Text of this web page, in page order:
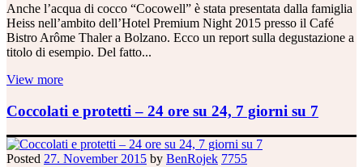
Anche l’acqua di cocco “Cocowell” è stata presentata dalla famiglia
Heiss nell’ambito dell’Hotel Premium Night 2015 presso il Café
Bistro Arôme Thaler a Bolzano. Ecco un report sulla degustazione a
titolo di esempio. Del fatto...
View more
Coccolati e protetti – 24 ore su 24, 7 giorni su 7
Posted 27. November 2015 by BenRojek 7755